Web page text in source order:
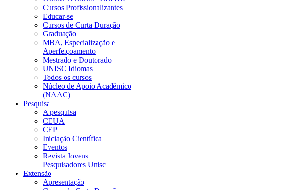
Cursos Profissionalizantes
Educar-se
Cursos de Curta Duração
Graduação
MBA, Especialização e
Aperfeiçoamento
Mestrado e Doutorado
UNISC Idiomas
Todos os cursos
Núcleo de Apoio Acadêmico
(NAAC)
Pesquisa
A pesquisa
CEUA
CEP
Iniciação Científica
Eventos
Revista Jovens
Pesquisadores Unisc
Extensão
Apresentação